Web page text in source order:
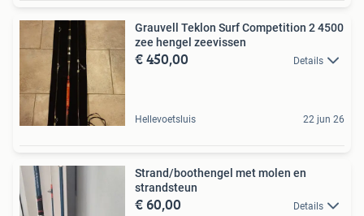
Grauvell Teklon Surf Competition 2 4500
zee hengel zeevissen
€ 450,00 Details
Hellevoetsluis 22 jun 26
Strand/boothengel met molen en
strandsteun
€ 60,00 Details